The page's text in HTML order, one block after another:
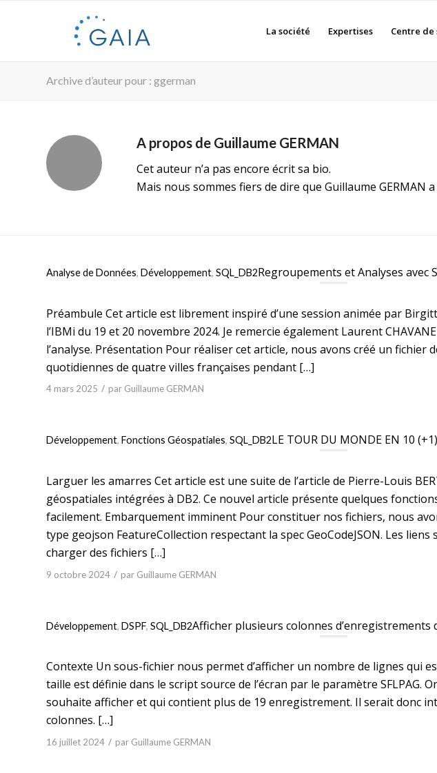
La société Expertises Centre de
Archive d’auteur pour : ggerman
A propos de Guillaume GERMAN
Cet auteur n’a pas encore écrit sa bio.
Mais nous sommes fiers de dire que Guillaume GERMAN
Analyse de Données, Développement, SQL_DB2Regroupements et Analyses avec
Préambule Cet article est librement inspiré d’une session animée par
l’IBMi du 19 et 20 novembre 2024. Je remercie également Laurent
l’analyse. Présentation Pour réaliser cet article, nous avons créé un fichier
quotidiennes de quatre villes françaises pendant […]
4 mars 2025 / par Guillaume GERMAN
Développement, Fonctions Géospatiales, SQL_DB2LE TOUR DU MONDE EN 10
Larguer les amarres Cet article est une suite de l’article de Pierre-Louis
géospatiales intégrées à DB2. Ce nouvel article présente quelques
facilement. Embarquement imminent Pour constituer nos fichiers, nous
type geojson FeatureCollection respectant la spec GeoCodeJSON. Les
charger des fichiers […]
9 octobre 2024 / par Guillaume GERMAN
Développement, DSPF, SQL_DB2Afficher plusieurs colonnes d’enregistrements
Contexte Un sous-fichier nous permet d’afficher un nombre de lignes qui
taille est définie dans le script source de l’écran par le paramètre SFLPAG.
souhaite afficher et qui contient plus de 19 enregistrement. Il serait donc
colonnes. […]
16 juillet 2024 / par Guillaume GERMAN